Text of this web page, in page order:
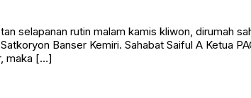
selapanan rutin malam kamis kliwon, dirumah
Banser Kemiri. Sahabat Saiful A Ketua
maka […]